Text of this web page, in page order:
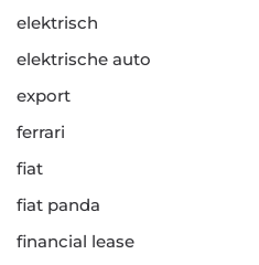
elektrisch
elektrische auto
export
ferrari
fiat
fiat panda
financial lease